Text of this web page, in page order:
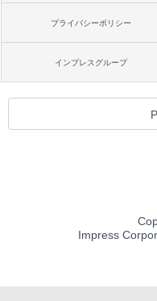
プライバシーポリシー
インプレスグループ
Impress